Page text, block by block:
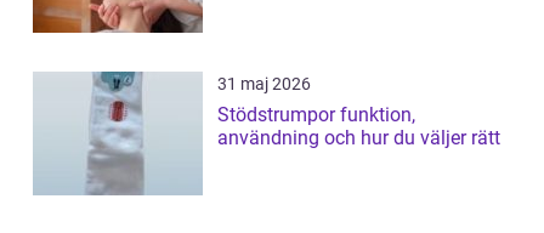
31 maj 2026
Stödstrumpor funktion,
användning och hur du väljer rätt